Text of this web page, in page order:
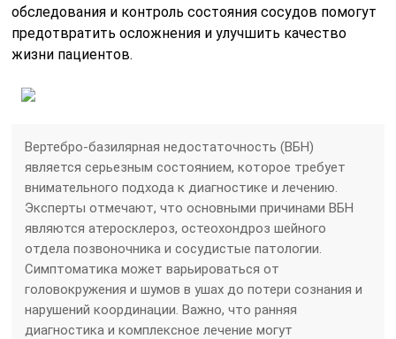
обследования и контроль состояния сосудов помогут
предотвратить осложнения и улучшить качество
жизни пациентов.
Вертебро-базилярная недостаточность (ВБН)
является серьезным состоянием, которое требует
внимательного подхода к диагностике и лечению.
Эксперты отмечают, что основными причинами ВБН
являются атеросклероз, остеохондроз шейного
отдела позвоночника и сосудистые патологии.
Симптоматика может варьироваться от
головокружения и шумов в ушах до потери сознания и
нарушений координации. Важно, что ранняя
диагностика и комплексное лечение могут